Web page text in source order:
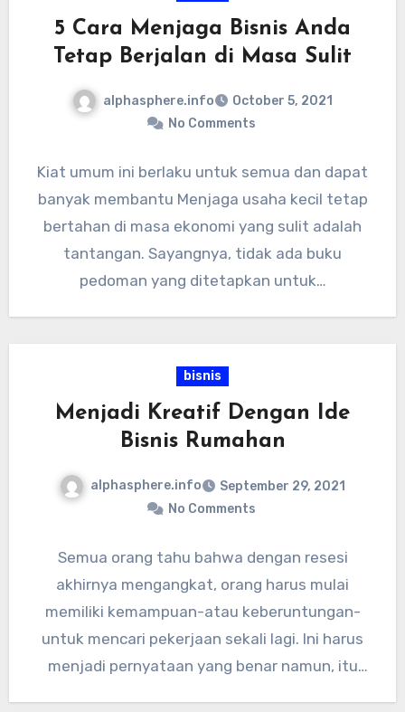
5 Cara Menjaga Bisnis Anda
Tetap Berjalan di Masa Sulit
alphasphere.info
October 5, 2021
No Comments
Kiat umum ini berlaku untuk semua dan dapat
banyak membantu Menjaga usaha kecil tetap
bertahan di masa ekonomi yang sulit adalah
tantangan. Sayangnya, tidak ada buku
pedoman yang ditetapkan untuk…
bisnis
Menjadi Kreatif Dengan Ide
Bisnis Rumahan
alphasphere.info
September 29, 2021
No Comments
Semua orang tahu bahwa dengan resesi
akhirnya mengangkat, orang harus mulai
memiliki kemampuan-atau keberuntungan-
untuk mencari pekerjaan sekali lagi. Ini harus
menjadi pernyataan yang benar namun, itu